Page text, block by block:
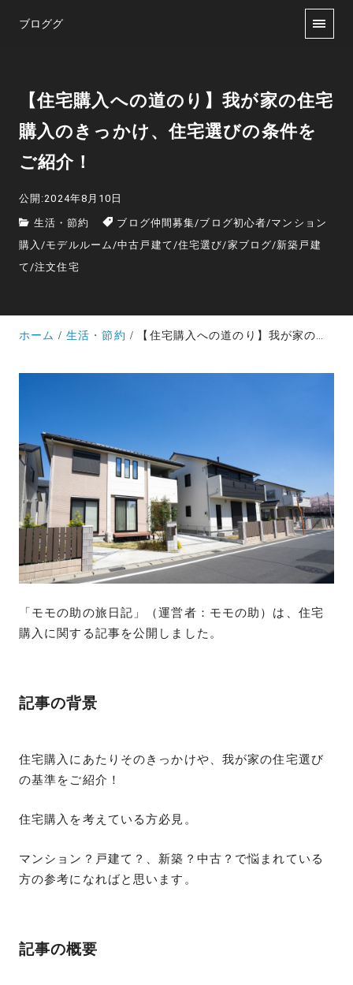
ブロググ
【住宅購入への道のり】我が家の住宅
購入のきっかけ、住宅選びの条件を
ご紹介！
公開:2024年8月10日
生活・節約 ブログ仲間募集/ブログ初心者/マンション
購入 /モデルルーム /中古戸建て /住宅選び/家ブログ/新築戸建
て /注文住宅
ホーム 生活・節約 【住宅購入への道のり】我が家の住宅購入のきっかけ、住宅選びの条件をご紹介！
「モモの助の旅日記」（運営者：モモの助）は、住宅
購入に関する記事を公開しました。
記事の背景
住宅購入にあたりそのきっかけや、我が家の住宅選び
の基準をご紹介！
住宅購入を考えている方必見。
マンション？戸建て？、新築？中古？で悩まれている
方の参考になればと思います。
記事の概要